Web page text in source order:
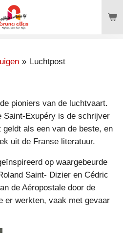
» Luchtpost
pioniers van de luchtvaart.
Saint-Exupéry is de schrijver
als een van de beste, en
uit de Franse literatuur.
op waargebeurde
Saint- Dizier en Cédric
de Aéropostale door de
er werkten, vaak met gevaar